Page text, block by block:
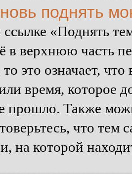
поднять
«Поднять
в верхнюю часть
это означает,
время, которое
прошло. Также
что
на которой